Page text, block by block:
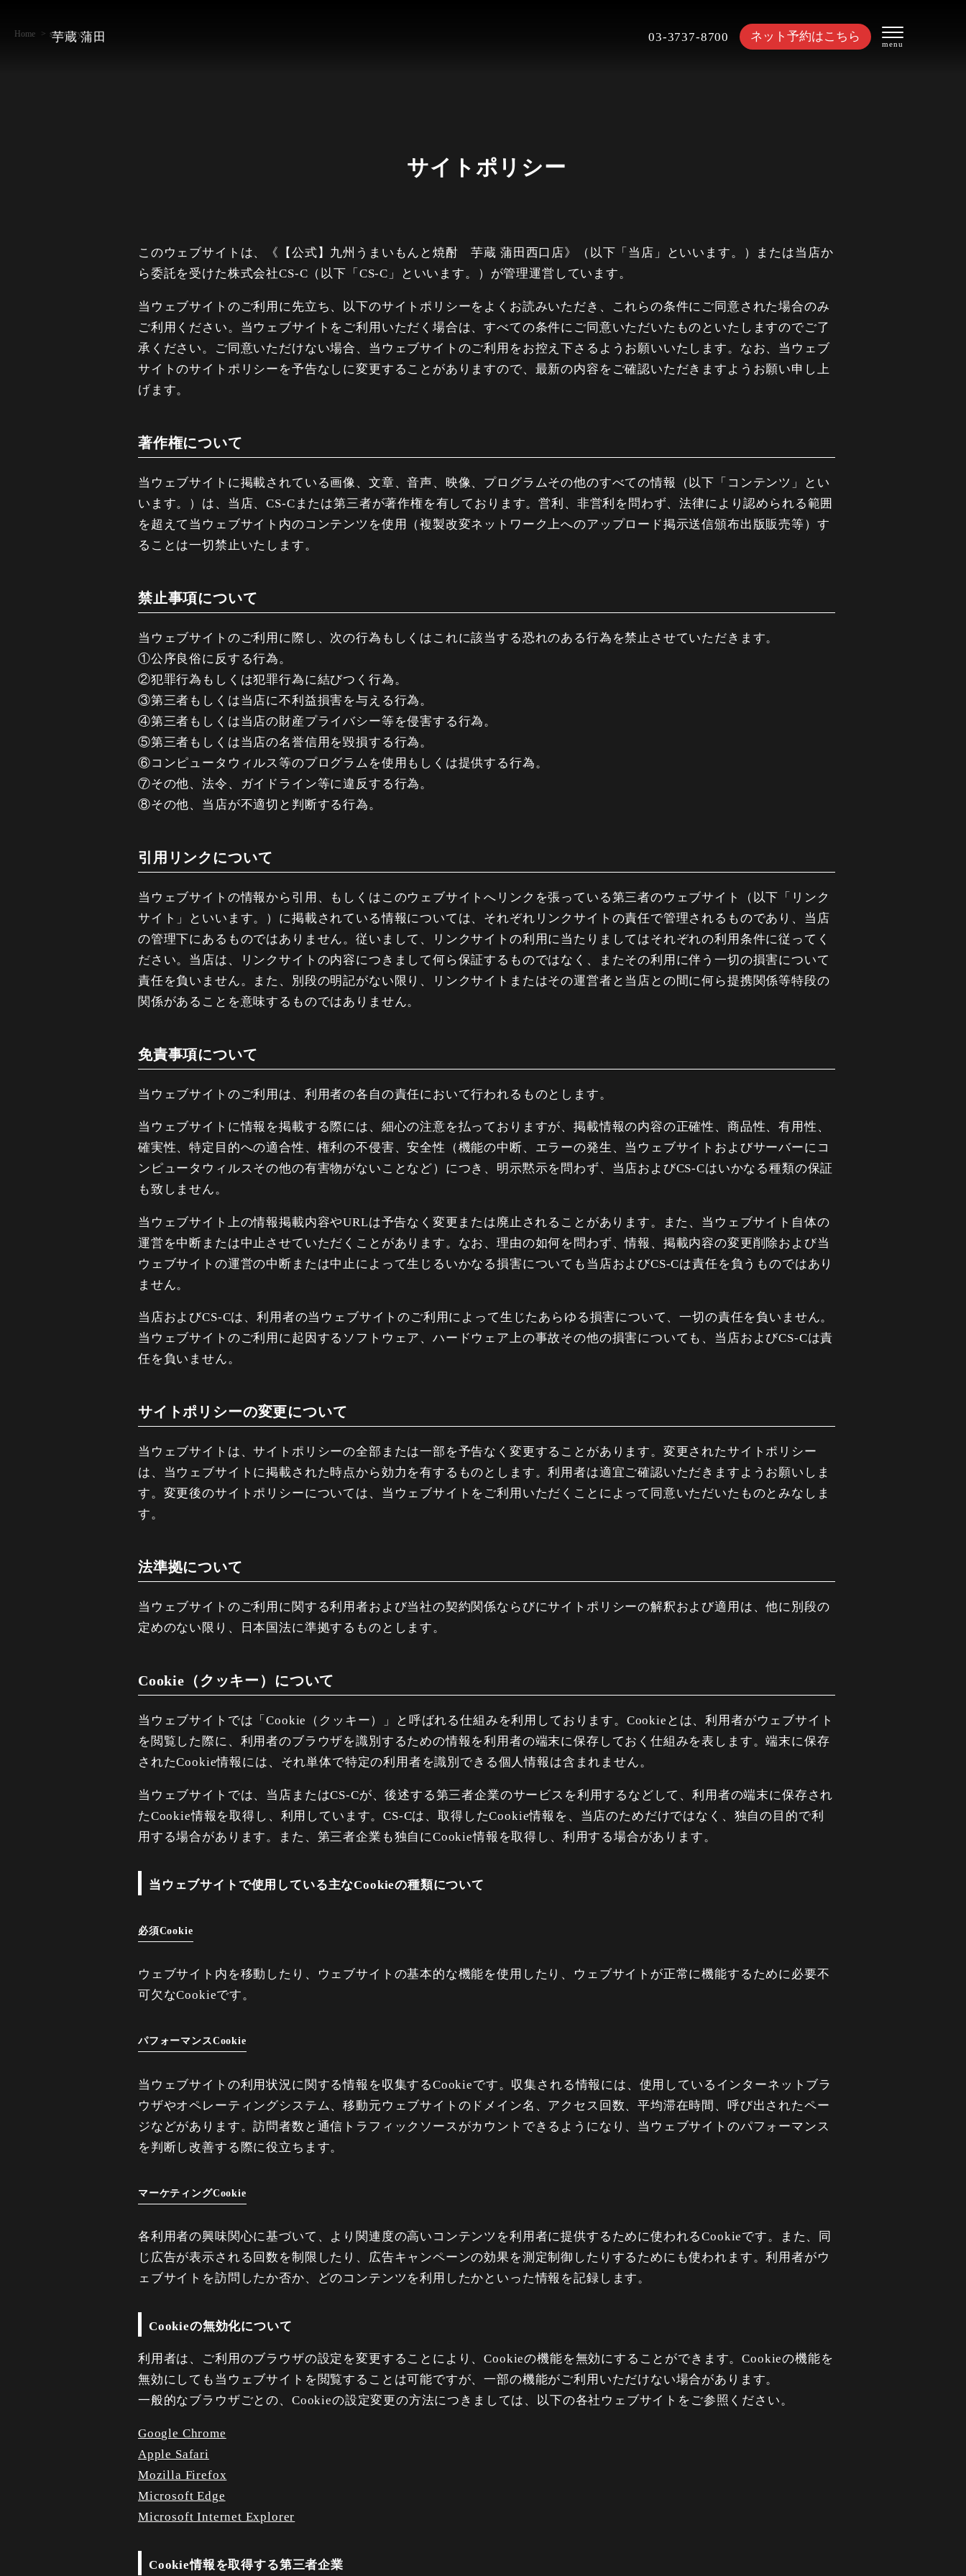
芋蔵 蒲田 03-3737-8700 ネット予約はこちら
Home sitepolicy
サイトポリシー
このウェブサイトは、《【公式】九州うまいもんと焼酎 芋蔵 蒲田西口店》（以下「当店」といいます。）または当店か
ら委託を受けた株式会社CS-C（以下「CS-C」といいます。）が管理運営しています。
当ウェブサイトのご利用に先立ち、以下のサイトポリシーをよくお読みいただき、これらの条件にご同意された場合のみ
ご利用ください。当ウェブサイトをご利用いただく場合は、すべての条件にご同意いただいたものといたしますのでご了
承ください。ご同意いただけない場合、当ウェブサイトのご利用をお控え下さるようお願いいたします。なお、当ウェブ
サイトのサイトポリシーを予告なしに変更することがありますので、最新の内容をご確認いただきますようお願い申し上
げます。
著作権について
当ウェブサイトに掲載されている画像、文章、音声、映像、プログラムその他のすべての情報（以下「コンテンツ」とい
います。）は、当店、CS-Cまたは第三者が著作権を有しております。営利、非営利を問わず、法律により認められる範囲
を超えて当ウェブサイト内のコンテンツを使用（複製改変ネットワーク上へのアップロード掲示送信頒布出版販売等）す
ることは一切禁止いたします。
禁止事項について
当ウェブサイトのご利用に際し、次の行為もしくはこれに該当する恐れのある行為を禁止させていただきます。
①公序良俗に反する行為。
②犯罪行為もしくは犯罪行為に結びつく行為。
③第三者もしくは当店に不利益損害を与える行為。
④第三者もしくは当店の財産プライバシー等を侵害する行為。
⑤第三者もしくは当店の名誉信用を毀損する行為。
⑥コンピュータウィルス等のプログラムを使用もしくは提供する行為。
⑦その他、法令、ガイドライン等に違反する行為。
⑧その他、当店が不適切と判断する行為。
引用リンクについて
当ウェブサイトの情報から引用、もしくはこのウェブサイトへリンクを張っている第三者のウェブサイト（以下「リンク
サイト」といいます。）に掲載されている情報については、それぞれリンクサイトの責任で管理されるものであり、当店
の管理下にあるものではありません。従いまして、リンクサイトの利用に当たりましてはそれぞれの利用条件に従ってく
ださい。当店は、リンクサイトの内容につきまして何ら保証するものではなく、またその利用に伴う一切の損害について
責任を負いません。また、別段の明記がない限り、リンクサイトまたはその運営者と当店との間に何ら提携関係等特段の
関係があることを意味するものではありません。
免責事項について
当ウェブサイトのご利用は、利用者の各自の責任において行われるものとします。
当ウェブサイトに情報を掲載する際には、細心の注意を払っておりますが、掲載情報の内容の正確性、商品性、有用性、
確実性、特定目的への適合性、権利の不侵害、安全性（機能の中断、エラーの発生、当ウェブサイトおよびサーバーにコ
ンピュータウィルスその他の有害物がないことなど）につき、明示黙示を問わず、当店およびCS-Cはいかなる種類の保証
も致しません。
当ウェブサイト上の情報掲載内容やURLは予告なく変更または廃止されることがあります。また、当ウェブサイト自体の
運営を中断または中止させていただくことがあります。なお、理由の如何を問わず、情報、掲載内容の変更削除および当
ウェブサイトの運営の中断または中止によって生じるいかなる損害についても当店およびCS-Cは責任を負うものではあり
ません。
当店およびCS-Cは、利用者の当ウェブサイトのご利用によって生じたあらゆる損害について、一切の責任を負いません。
当ウェブサイトのご利用に起因するソフトウェア、ハードウェア上の事故その他の損害についても、当店およびCS-Cは責
任を負いません。
サイトポリシーの変更について
当ウェブサイトは、サイトポリシーの全部または一部を予告なく変更することがあります。変更されたサイトポリシー
は、当ウェブサイトに掲載された時点から効力を有するものとします。利用者は適宜ご確認いただきますようお願いしま
す。変更後のサイトポリシーについては、当ウェブサイトをご利用いただくことによって同意いただいたものとみなしま
す。
法準拠について
当ウェブサイトのご利用に関する利用者および当社の契約関係ならびにサイトポリシーの解釈および適用は、他に別段の
定めのない限り、日本国法に準拠するものとします。
Cookie（クッキー）について
当ウェブサイトでは「Cookie（クッキー）」と呼ばれる仕組みを利用しております。Cookieとは、利用者がウェブサイト
を閲覧した際に、利用者のブラウザを識別するための情報を利用者の端末に保存しておく仕組みを表します。端末に保存
されたCookie情報には、それ単体で特定の利用者を識別できる個人情報は含まれません。
当ウェブサイトでは、当店またはCS-Cが、後述する第三者企業のサービスを利用するなどして、利用者の端末に保存され
たCookie情報を取得し、利用しています。CS-Cは、取得したCookie情報を、当店のためだけではなく、独自の目的で利
用する場合があります。また、第三者企業も独自にCookie情報を取得し、利用する場合があります。
当ウェブサイトで使用している主なCookieの種類について
必須Cookie
ウェブサイト内を移動したり、ウェブサイトの基本的な機能を使用したり、ウェブサイトが正常に機能するために必要不
可欠なCookieです。
パフォーマンスCookie
当ウェブサイトの利用状況に関する情報を収集するCookieです。収集される情報には、使用しているインターネットブラ
ウザやオペレーティングシステム、移動元ウェブサイトのドメイン名、アクセス回数、平均滞在時間、呼び出されたペー
ジなどがあります。訪問者数と通信トラフィックソースがカウントできるようになり、当ウェブサイトのパフォーマンス
を判断し改善する際に役立ちます。
マーケティングCookie
各利用者の興味関心に基づいて、より関連度の高いコンテンツを利用者に提供するために使われるCookieです。また、同
じ広告が表示される回数を制限したり、広告キャンペーンの効果を測定制御したりするためにも使われます。利用者がウ
ェブサイトを訪問したか否か、どのコンテンツを利用したかといった情報を記録します。
Cookieの無効化について
利用者は、ご利用のブラウザの設定を変更することにより、Cookieの機能を無効にすることができます。Cookieの機能を
無効にしても当ウェブサイトを閲覧することは可能ですが、一部の機能がご利用いただけない場合があります。
一般的なブラウザごとの、Cookieの設定変更の方法につきましては、以下の各社ウェブサイトをご参照ください。
Google Chrome
Apple Safari
Mozilla Firefox
Microsoft Edge
Microsoft Internet Explorer
Cookie情報を取得する第三者企業